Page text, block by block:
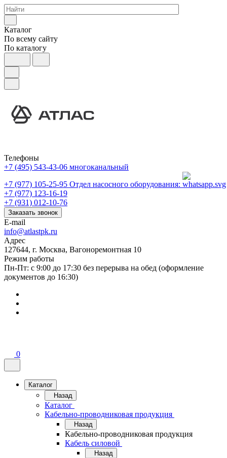
Каталог
По всему сайту
По каталогу
Телефоны
+7 (495) 543-43-06 многоканальный
+7 (977) 105-25-95 Отдел насосного оборудования:
+7 (977) 123-16-19
+7 (931) 012-10-76
Заказать звонок
E-mail
info@atlastpk.ru
Адрес
127644, г. Москва, Вагоноремонтная 10
Режим работы
Пн-Пт: с 9:00 до 17:30 без перерыва на обед (оформление
документов до 16:30)
0
Каталог
Назад
Каталог
Кабельно-проводниковая продукция
Назад
Кабельно-проводниковая продукция
Кабель силовой
Назад